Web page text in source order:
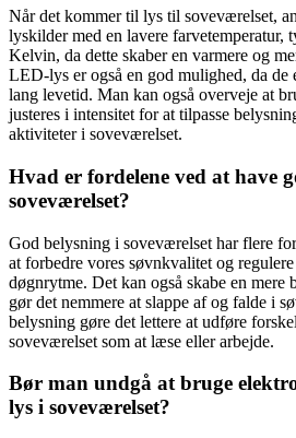
Når det kommer til lys til soveværelset,
lyskilder med en lavere farvetemperatur,
Kelvin, da dette skaber en varmere og
LED-lys er også en god mulighed, da de
lang levetid. Man kan også overveje at
justeres i intensitet for at tilpasse
aktiviteter i soveværelset.
Hvad er fordelene ved at have
soveværelset?
God belysning i soveværelset har flere
at forbedre vores søvnkvalitet og
døgnrytme. Det kan også skabe en mere
gør det nemmere at slappe af og falde i
belysning gøre det lettere at udføre
soveværelset som at læse eller arbejde.
Bør man undgå at bruge
lys i soveværelset?